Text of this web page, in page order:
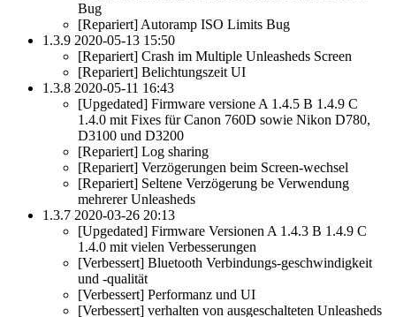
Bug
[Repariert] Autoramp ISO Limits Bug
1.3.9 2020-05-13 15:50
[Repariert] Crash im Multiple Unleasheds Screen
[Repariert] Belichtungszeit UI
1.3.8 2020-05-11 16:43
[Upgedated] Firmware versione A 1.4.5 B 1.4.9 C
1.4.0 mit Fixes für Canon 760D sowie Nikon D780,
D3100 und D3200
[Repariert] Log sharing
[Repariert] Verzögerungen beim Screen-wechsel
[Repariert] Seltene Verzögerung be Verwendung
mehrerer Unleasheds
1.3.7 2020-03-26 20:13
[Upgedated] Firmware Versionen A 1.4.3 B 1.4.9 C
1.4.0 mit vielen Verbesserungen
[Verbessert] Bluetooth Verbindungs-geschwindigkeit
und -qualität
[Verbessert] Performanz und UI
[Verbessert] verhalten von ausgeschalteten Unleasheds